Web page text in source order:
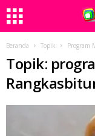
Beranda Topik Program
Topik: